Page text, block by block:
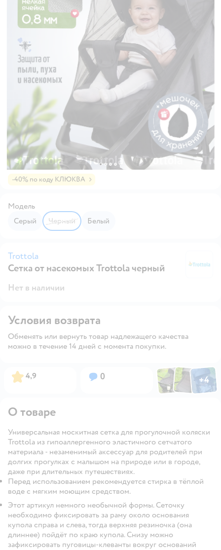
-40% по коду КЛЮКВА
Модель
серый
черный белый
Trottola
Сетка от насекомых Trottola черный
Нет в наличии
Условия возврата
Обменять или вернуть товар надлежащего качества
можно в течение 14 дней с момента покупки.
Рейтинг:
4,9 Вопросов:
0 ФотоФотоФото
+4
Открыть
О товаре
Универсальная москитная сетка для прогулочной коляски
Trottola из гипоаллергенного эластичного сетчатого
материала - незаменимый аксессуар для родителей при
долгих прогулках с малышом на природе или в городе,
даже при длительных путешествиях.
Перед использованием рекомендуется стирка в тёплой
воде с мягким моющим средством.
Этот артикул немного необычной формы. Сеточку
необходимо фиксировать за раму около основания
купола справа и слева, тогда верхняя резиночка (она
длиннее) пойдёт по краю купола. Снизу можно
зафиксировать пуговицы-клеванты вокруг оснований